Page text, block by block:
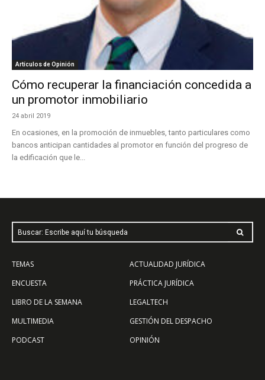
Artículos de Opinión
Cómo recuperar la financiación concedida a
un promotor inmobiliario
24 abril 2019
En ocasiones, en la promoción de inmuebles, tanto particulares como
bancos anticipan cantidades al promotor en función del progreso de
la edificación que le...
Buscar: Escribe aquí tu búsqueda
TEMAS
ENCUESTA
LIBRO DE LA SEMANA
MULTIMEDIA
PODCAST
ACTUALIDAD JURÍDICA
PRÁCTICA JURÍDICA
LEGALTECH
GESTIÓN DEL DESPACHO
OPINIÓN